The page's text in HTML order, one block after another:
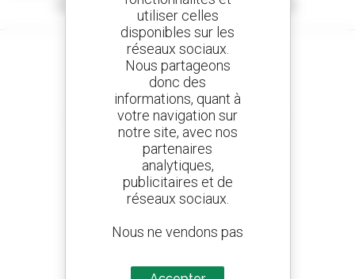
Aucun résultat ne correspond à votre recherche.
Créez vos alertes
et recevez des annonces de matériels d'occasion
800 concessionnaires
Manitou partout dans le monde
utiliser celles
disponibles sur les
réseaux sociaux.
Nous partageons
donc des
informations, quant à
votre navigation sur
notre site, avec nos
partenaires
analytiques,
publicitaires et de
réseaux sociaux.
Nous ne vendons pas
tiers